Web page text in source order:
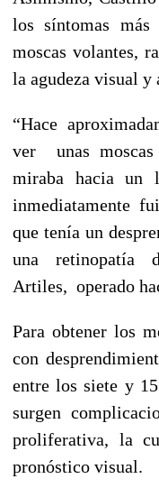
los síntomas
moscas volantes,
la agudeza visual y
“Hace
ver unas moscas
miraba hacia un
inmediatamente
que tenía un
una retinopatía
Artiles, operado
Para obtener los
con
entre los siete y
surgen
proliferativa, la
pronóstico visual.